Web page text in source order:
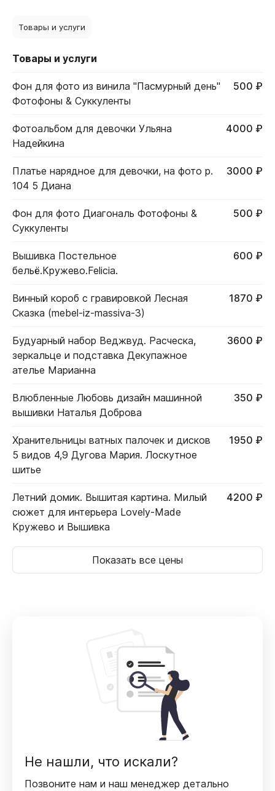
Товары и услуги
Товары и услуги
Фон для фото из винила "Пасмурный день"
Фотофоны & Суккуленты
500 ₽
Фотоальбом для девочки Ульяна
Надейкина
4000 ₽
Платье нарядное для девочки, на фото р.
104 5 Диана
3000 ₽
Фон для фото Диагональ Фотофоны &
Суккуленты
500 ₽
Вышивка Постельное
бельё.Кружево.Felicia.
600 ₽
Винный короб с гравировкой Лесная
Сказка (mebel-iz-massiva-3)
1870 ₽
Будуарный набор Веджвуд. Расческа,
зеркальце и подставка Декупажное
ателье Марианна
3600 ₽
Влюбленные Любовь дизайн машинной
вышивки Наталья Доброва
350 ₽
Хранительницы ватных палочек и дисков
5 видов 4,9 Дугова Мария. Лоскутное
шитье
1950 ₽
Летний домик. Вышитая картина. Милый
сюжет для интерьера Lovely-Made
Кружево и Вышивка
4200 ₽
Показать все цены
Не нашли, что искали?
Позвоните нам и наш менеджер детально